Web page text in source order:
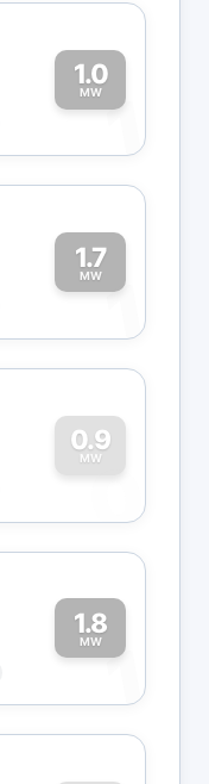
1.0
MW1
1.7
MW1
0.9
MW
0
1.8
MW1